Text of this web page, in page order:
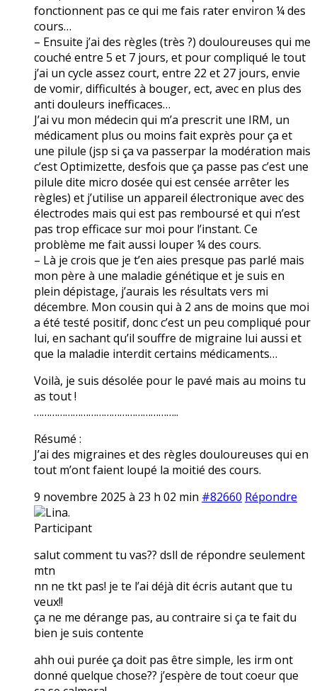
fonctionnent pas ce qui me fais rater environ ¼ des
cours…
– Ensuite j’ai des règles (très ?) douloureuses qui me
couché entre 5 et 7 jours, et pour compliqué le tout
j’ai un cycle assez court, entre 22 et 27 jours, envie
de vomir, difficultés à bouger, ect, avec en plus des
anti douleurs inefficaces…
J’ai vu mon médecin qui m’a prescrit une IRM, un
médicament plus ou moins fait exprès pour ça et
une pilule (jsp si ça va passerpar la modération mais
c’est Optimizette, desfois que ça passe pas c’est une
pilule dite micro dosée qui est censée arrêter les
règles) et j’utilise un appareil électronique avec des
électrodes mais qui est pas remboursé et qui n’est
pas trop efficace sur moi pour l’instant. Ce
problème me fait aussi louper ¼ des cours.
– Là je crois que je t’en aies presque pas parlé mais
mon père à une maladie génétique et je suis en
plein dépistage, j’aurais les résultats vers mi
décembre. Mon cousin qui à 2 ans de moins que moi
a été testé positif, donc c’est un peu compliqué pour
lui, en sachant qu’il souffre de migraine lui aussi et
que la maladie interdit certains médicaments…
Voilà, je suis désolée pour le pavé mais au moins tu
as tout !
………………………………………………..
Résumé :
J’ai des migraines et des règles douloureuses qui en
tout m’ont faient loupé la moitié des cours.
9 novembre 2025 à 23 h 02 min #82660 Répondre
Lina.
Participant
salut comment tu vas?? dsll de répondre seulement
mtn
nn ne tkt pas! je te l’ai déjà dit écris autant que tu
veux!!
ça ne me dérange pas, au contraire si ça te fait du
bien je suis contente
ahh oui purée ça doit pas être simple, les irm ont
donné quelque chose?? j’espère de tout coeur que